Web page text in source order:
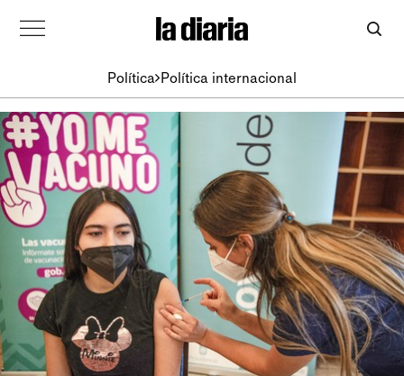
Política Política internacional